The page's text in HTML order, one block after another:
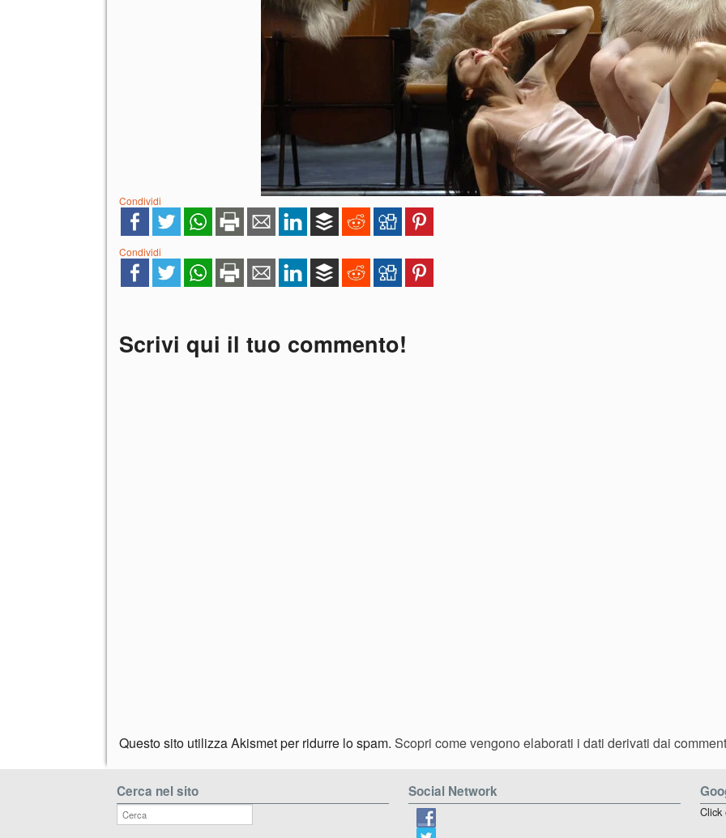
Condividi
Condividi
Scrivi qui il tuo commento!
Questo sito utilizza Akismet per ridurre lo spam. Scopri come vengono elaborati i dati derivati dai
Cerca nel sito Social Network
Click